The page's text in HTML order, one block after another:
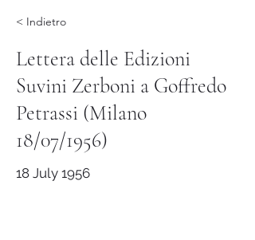
< Indietro
Lettera delle Edizioni
Suvini Zerboni a Goffredo
Petrassi (Milano
18/07/1956)
18 July 1956